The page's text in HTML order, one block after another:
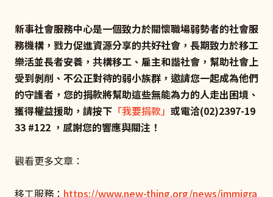
新事社會服務中心是一個致力於關懷職場弱勢者的社會服
務機構，戮力促進資源分享的共好社會，長期致力於移工
樂活並長者安養，共構移工、雇主和諧社會，幫助社會上
受到剝削、不公正對待的弱小族群，邀請您一起成為他們
的守護者，您的捐款將幫助這些無能為力的人走出困境、
獲得權益援助，請按下 「我要捐款」 或電洽(02)2397-19
33 #122 ，感謝您的響應與關注！
觀看更多文章：
移工服務： https://www.new-thing.org/news/immigra